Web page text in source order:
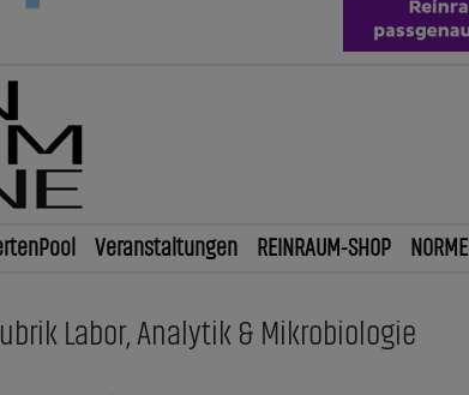
Veranstaltungen REINRAUM-SHOP
Labor, Analytik & Mikrobiologie